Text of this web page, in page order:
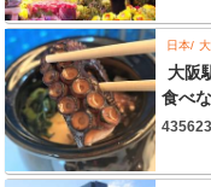
日本
大阪
食べ
435623